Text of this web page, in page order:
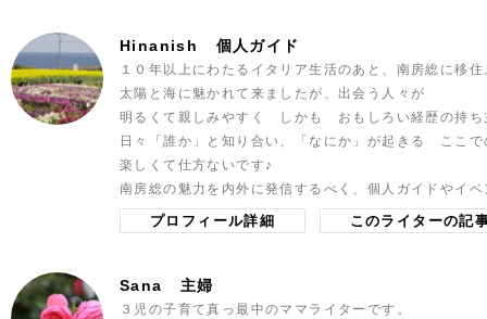
Hinanish 個人ガイド
１０年以上にわたるイタリア生活のあと、南房総に移住
太陽と海に魅かれて来ましたが、出会う人々が
明るくて親しみやすく しかも おもしろい経歴の持ち
日々「誰か」と知り合い、「なにか」が起きる ここで
楽しくて仕方ないです♪
南房総の魅力を内外に発信するべく、個人ガイドやイ
プロフィール詳細 このライターの記
Sana 主婦
３児の子育て真っ最中のママライターです。